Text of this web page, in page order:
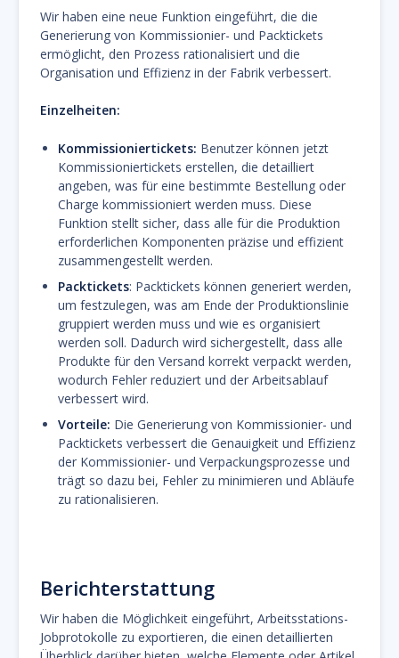
Wir haben eine neue Funktion eingeführt, die die
Generierung von Kommissionier- und Packtickets
ermöglicht, den Prozess rationalisiert und die
Organisation und Effizienz in der Fabrik verbessert.
Einzelheiten:
Kommissioniertickets: Benutzer können jetzt
Kommissioniertickets erstellen, die detailliert
angeben, was für eine bestimmte Bestellung oder
Charge kommissioniert werden muss. Diese
Funktion stellt sicher, dass alle für die Produktion
erforderlichen Komponenten präzise und effizient
zusammengestellt werden.
Packtickets: Packtickets können generiert werden,
um festzulegen, was am Ende der Produktionslinie
gruppiert werden muss und wie es organisiert
werden soll. Dadurch wird sichergestellt, dass alle
Produkte für den Versand korrekt verpackt werden,
wodurch Fehler reduziert und der Arbeitsablauf
verbessert wird.
Vorteile: Die Generierung von Kommissionier- und
Packtickets verbessert die Genauigkeit und Effizienz
der Kommissionier- und Verpackungsprozesse und
trägt so dazu bei, Fehler zu minimieren und Abläufe
zu rationalisieren.
Berichterstattung
Wir haben die Möglichkeit eingeführt, Arbeitsstations-
Jobprotokolle zu exportieren, die einen detaillierten